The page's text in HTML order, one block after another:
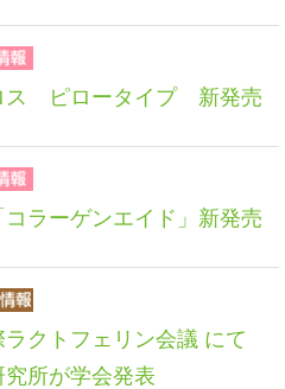
ス ピロータイプ 新発売
ラーゲンエイド」新発売
ラクトフェリン会議 にて
所が学会発表